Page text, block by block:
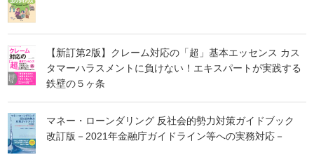
【新訂第2版】クレーム対応の「超」基本エッセンス カス
タマーハラスメントに負けない！エキスパートが実践する
鉄壁の５ヶ条
マネー・ローンダリング 反社会的勢力対策ガイドブック
改訂版－2021年金融庁ガイドライン等への実務対応－